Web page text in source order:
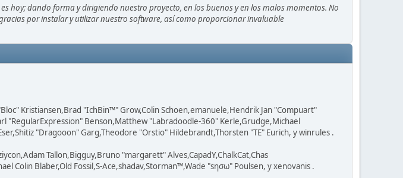
hoy; dando forma y dirigiendo nuestro proyecto, en los buenos y en los malos momentos. No
por instalar y utilizar nuestro software, así como proporcionar invaluable
Kristiansen,Brad "IchBin™" Grow,Colin Schoen,emanuele,Hendrik Jan "Compuart"
"RegularExpression" Benson,Matthew "Labradoodle-360" Kerle,Grudge,Michael
"Dragooon" Garg,Theodore "Orstio" Hildebrandt,Thorsten "TE" Eurich, y winrules .
Tallon,Bigguy,Bruno "margarett" Alves,CapadY,ChalkCat,Chas
Colin Blaber,Old Fossil,S-Ace,shadav,Storman™,Wade "sησω" Poulsen, y xenovanis .